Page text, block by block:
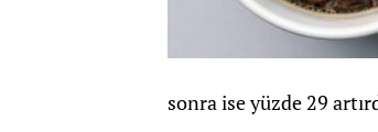
sonra ise yüzde 29